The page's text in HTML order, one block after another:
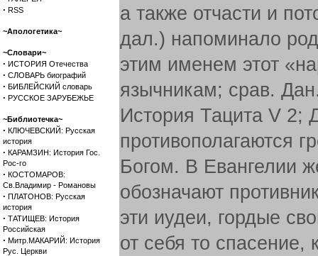
· RSS
~Апологетика~
~Словари~
· ИСТОРИЯ Отечества
· СЛОВАРЬ биографий
· БИБЛЕЙСКИЙ словарь
· РУССКОЕ ЗАРУБЕЖЬЕ
~Библиотечка~
· КЛЮЧЕВСКИЙ: Русская
история
· КАРАМЗИН: История Гос.
Рос-го
· КОСТОМАРОВ:
Св.Владимир - Романовы
· ПЛАТОНОВ: Русская
история
· ТАТИЩЕВ: История
Российская
· Митр.МАКАРИЙ: История
Рус. Церкви
а также отчасти и
дал.) напоминало
этим именем этот
язычникам; срав.
История Тацита V 2;
противополагаются
Богом. В Евангелии
обозначают
эти иудеи, гордые
от себя то спасение,